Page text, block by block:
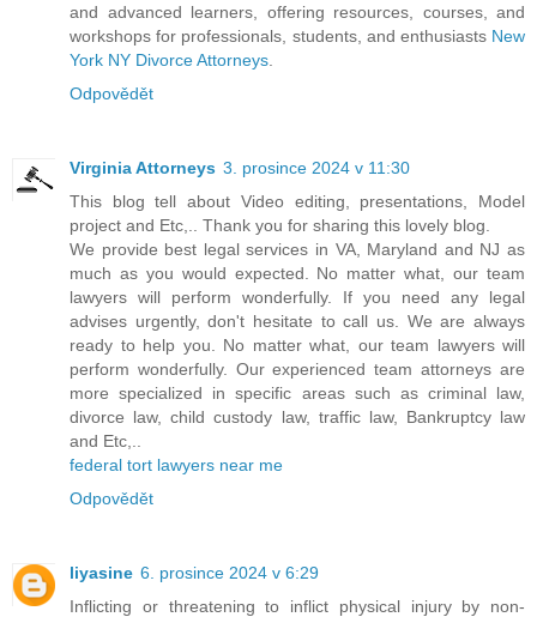
and advanced learners, offering resources, courses, and
workshops for professionals, students, and enthusiasts New
York NY Divorce Attorneys
Odpovědět
Virginia Attorneys 3. prosince 2024 v 11:30
This blog tell about Video editing, presentations, Model
project and Etc,.. Thank you for sharing this lovely blog.
We provide best legal services in VA, Maryland and NJ as
much as you would expected. No matter what, our team
lawyers will perform wonderfully. If you need any legal
advises urgently, don't hesitate to call us. We are always
ready to help you. No matter what, our team lawyers will
perform wonderfully. Our experienced team attorneys are
more specialized in specific areas such as criminal law,
divorce law, child custody law, traffic law, Bankruptcy law
and Etc,..
federal tort lawyers near me
Odpovědět
liyasine 6. prosince 2024 v 6:29
Inflicting or threatening to inflict physical injury by non-